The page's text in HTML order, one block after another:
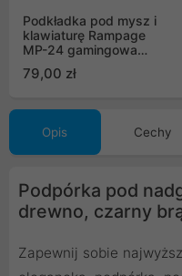
Podkładka pod mysz i
klawiaturę Rampage
MP-24 gamingowa
30x80cm, RGB, czarna
79,00 zł
Opis Cechy
Podpórka pod
drewno, czarny
Zapewnij sobie